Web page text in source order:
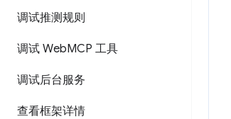
调试推测规则
调试 WebMCP 工具
调试后台服务
查看框架详情